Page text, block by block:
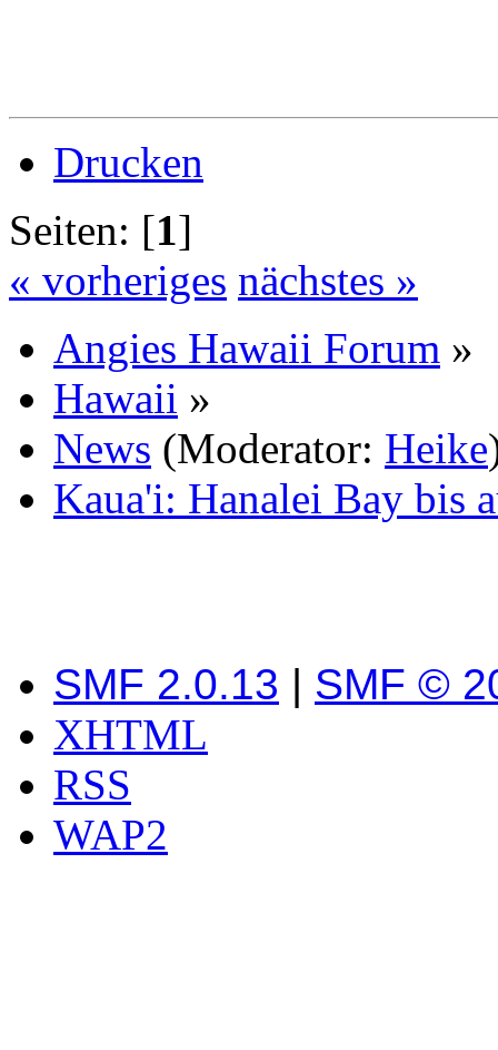
Drucken
Seiten: [1]
« vorheriges nächstes »
Angies Hawaii Forum »
Hawaii »
News (Moderator: Heike
Kaua'i: Hanalei Bay bis
SMF 2.0.13 | SMF ©
XHTML
RSS
WAP2